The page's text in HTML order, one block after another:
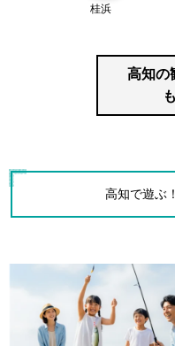
桂浜
高知の
高知で遊ぶ